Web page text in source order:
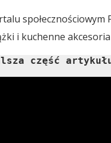
i kuchenne akcesoria
część